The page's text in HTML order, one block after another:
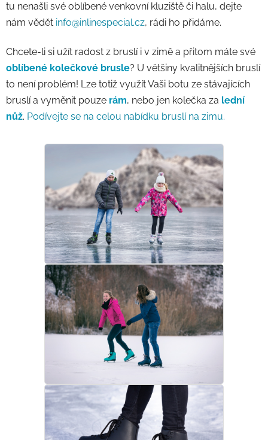
tu nenašli své oblíbené venkovní kluziště či halu, dejte
nám vědět info@inlinespecial.cz, rádi ho přidáme.
Chcete-li si užít radost z bruslí i v zimě a přitom máte své
oblíbené kolečkové brusle? U většiny kvalitnějších bruslí
to není problém! Lze totiž využít Vaši botu ze stávajících
bruslí a vyměnit pouze rám, nebo jen kolečka za lední
nůž. Podívejte se na celou nabídku bruslí na zimu.